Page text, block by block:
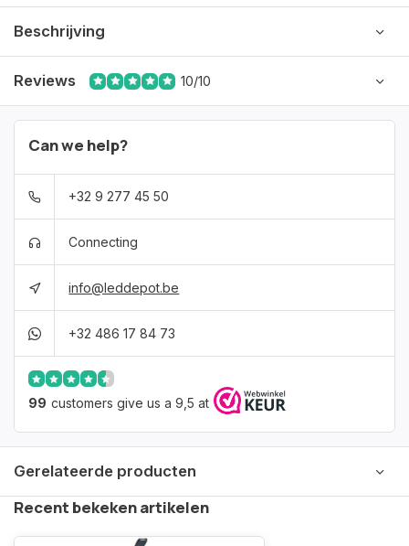
Beschrijving
Reviews 10/10
Can we help?
+32 9 277 45 50
Connecting
info@leddepot.be
+32 486 17 84 73
99 customers give us a 9,5 at
Gerelateerde producten
Recent bekeken artikelen